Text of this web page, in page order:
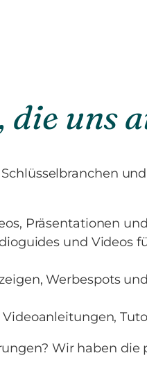
uns
Präsentationen
und Videos
Werbespots
Wir haben die